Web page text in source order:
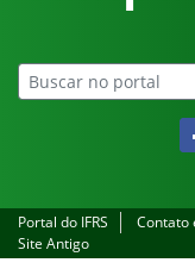
Portal do IFRS Contato
Site Antigo